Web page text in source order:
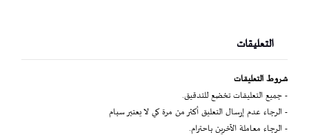
التعليقات
شروط التعليقات
- جميع التعليقات تخضع للتدقيق.
- الرجاء عدم إرسال التعليق أكثر من مرة كي لا يعتبر سبام
- الرجاء معاملة الآخرين باحترام.